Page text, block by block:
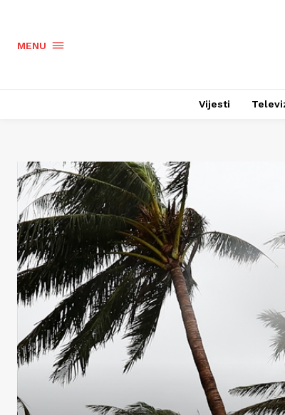
MENU
Vijesti